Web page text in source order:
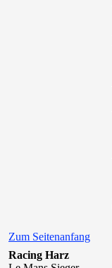
Zum Seitenanfang
Racing Harz